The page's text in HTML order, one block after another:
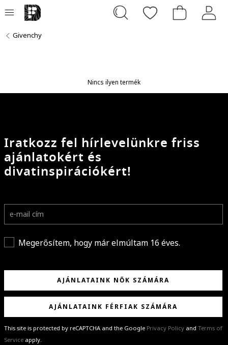
Givenchy
Nincs ilyen termék
Iratkozz fel hírlevelünkre friss
ajánlatokért és
divatinspirációkért!
Megerősítem, hogy már elmúltam 16 éves.
AJÁNLATAINK NŐK SZÁMÁRA
AJÁNLATAINK FÉRFIAK SZÁMÁRA
This site is protected by reCAPTCHA and the Google Privacy Policy and Terms of
Service apply.